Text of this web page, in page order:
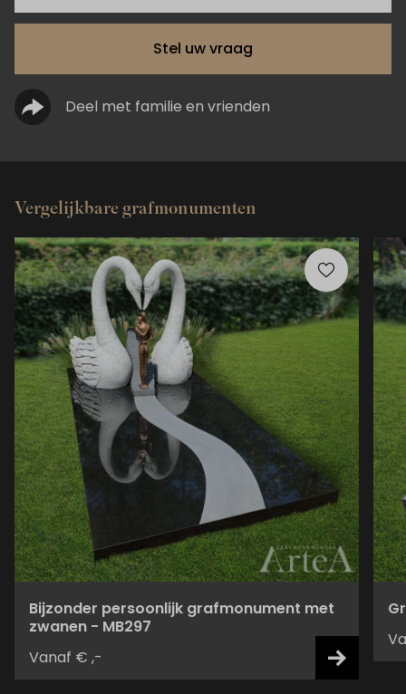
Stel uw vraag
Deel met familie en vrienden
Vergelijkbare grafmonumenten
Bijzonder persoonlijk grafmonument met
zwanen - MB297
Vanaf € ,-